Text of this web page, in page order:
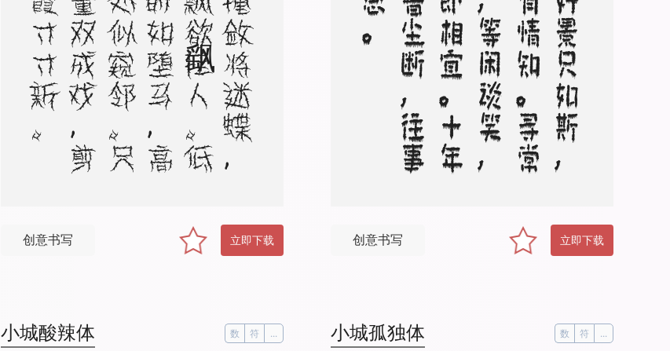
创意书写 立即下载 创意书写 立即下载
小城酸辣体 数 符 ... 小城孤独体 数 符 ...